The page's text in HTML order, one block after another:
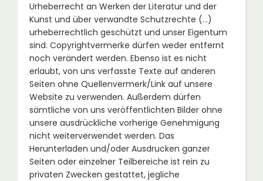
Urheberrecht an Werken der Literatur und der
Kunst und über verwandte Schutzrechte (…)
urheberrechtlich geschützt und unser Eigentum
sind. Copyrightvermerke dürfen weder entfernt
noch verändert werden. Ebenso ist es nicht
erlaubt, von uns verfasste Texte auf anderen
Seiten ohne Quellenvermerk/Link auf unsere
Website zu verwenden. Außerdem dürfen
sämtliche von uns veröffentlichten Bilder ohne
unsere ausdrückliche vorherige Genehmigung
nicht weiterverwendet werden. Das
Herunterladen und/oder Ausdrucken ganzer
Seiten oder einzelner Teilbereiche ist rein zu
privaten Zwecken gestattet, jegliche